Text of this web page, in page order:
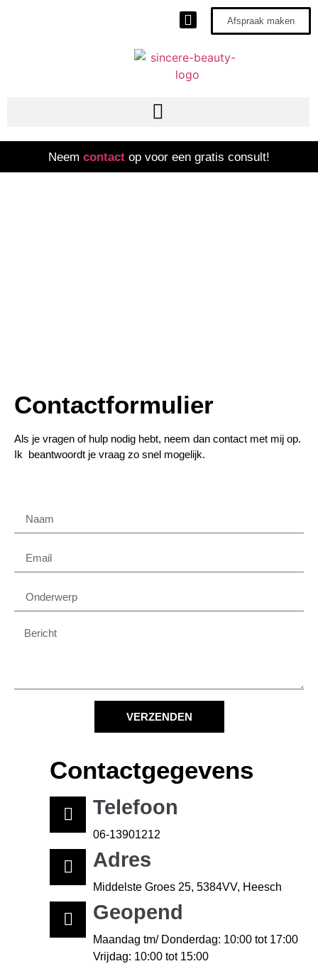
Afspraak maken
Neem contact op voor een gratis consult!
Contactformulier
Als je vragen of hulp nodig hebt, neem dan contact met mij op.
Ik beantwoordt je vraag zo snel mogelijk.
VERZENDEN
Contactgegevens
Telefoon
06-13901212
Adres
Middelste Groes 25, 5384VV, Heesch
Geopend
Maandag tm/ Donderdag: 10:00 tot 17:00
Vrijdag: 10:00 tot 15:00